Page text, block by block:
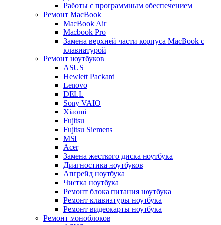
Работы с программным обеспечением
Ремонт MacBook
MacBook Air
Macbook Pro
Замена верхней части корпуса MacBook с
клавиатурой
Ремонт ноутбуков
ASUS
Hewlett Packard
Lenovo
DELL
Sony VAIO
Xiaomi
Fujitsu
Fujitsu Siemens
MSI
Acer
Замена жесткого диска ноутбука
Диагностика ноутбуков
Апгрейд ноутбука
Чистка ноутбука
Ремонт блока питания ноутбука
Ремонт клавиатуры ноутбука
Ремонт видеокарты ноутбука
Ремонт моноблоков